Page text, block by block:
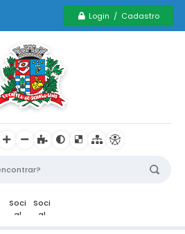
Login / Cadastro